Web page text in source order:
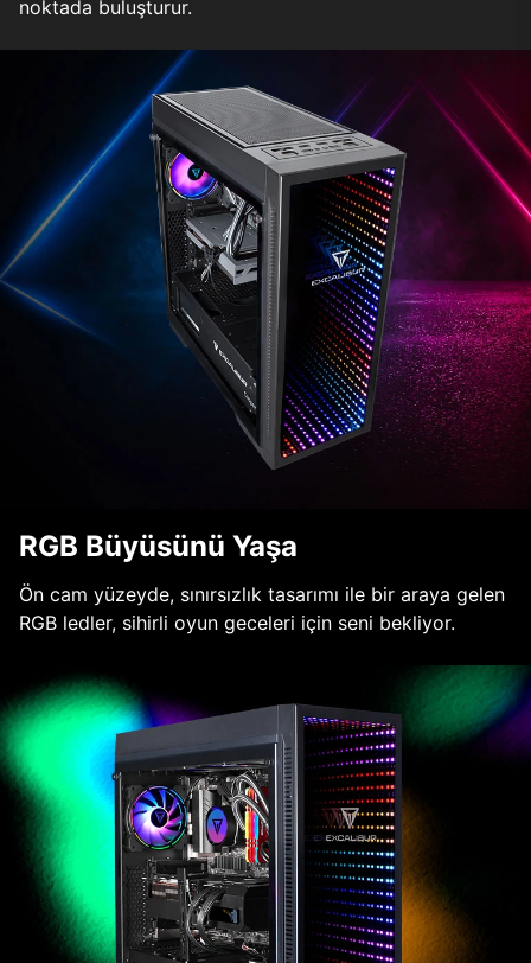
noktada buluşturur.
RGB Büyüsünü Yaşa
Ön cam yüzeyde, sınırsızlık tasarımı ile bir araya gelen
RGB ledler, sihirli oyun geceleri için seni bekliyor.